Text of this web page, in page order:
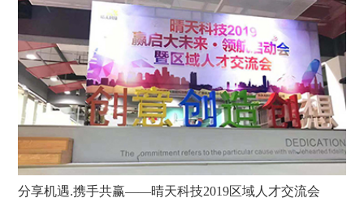
分享机遇.携手共赢——晴天科技2019区域人才交流会